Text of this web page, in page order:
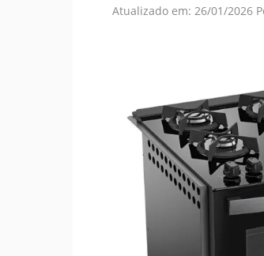
Atualizado em: 26/01/2026